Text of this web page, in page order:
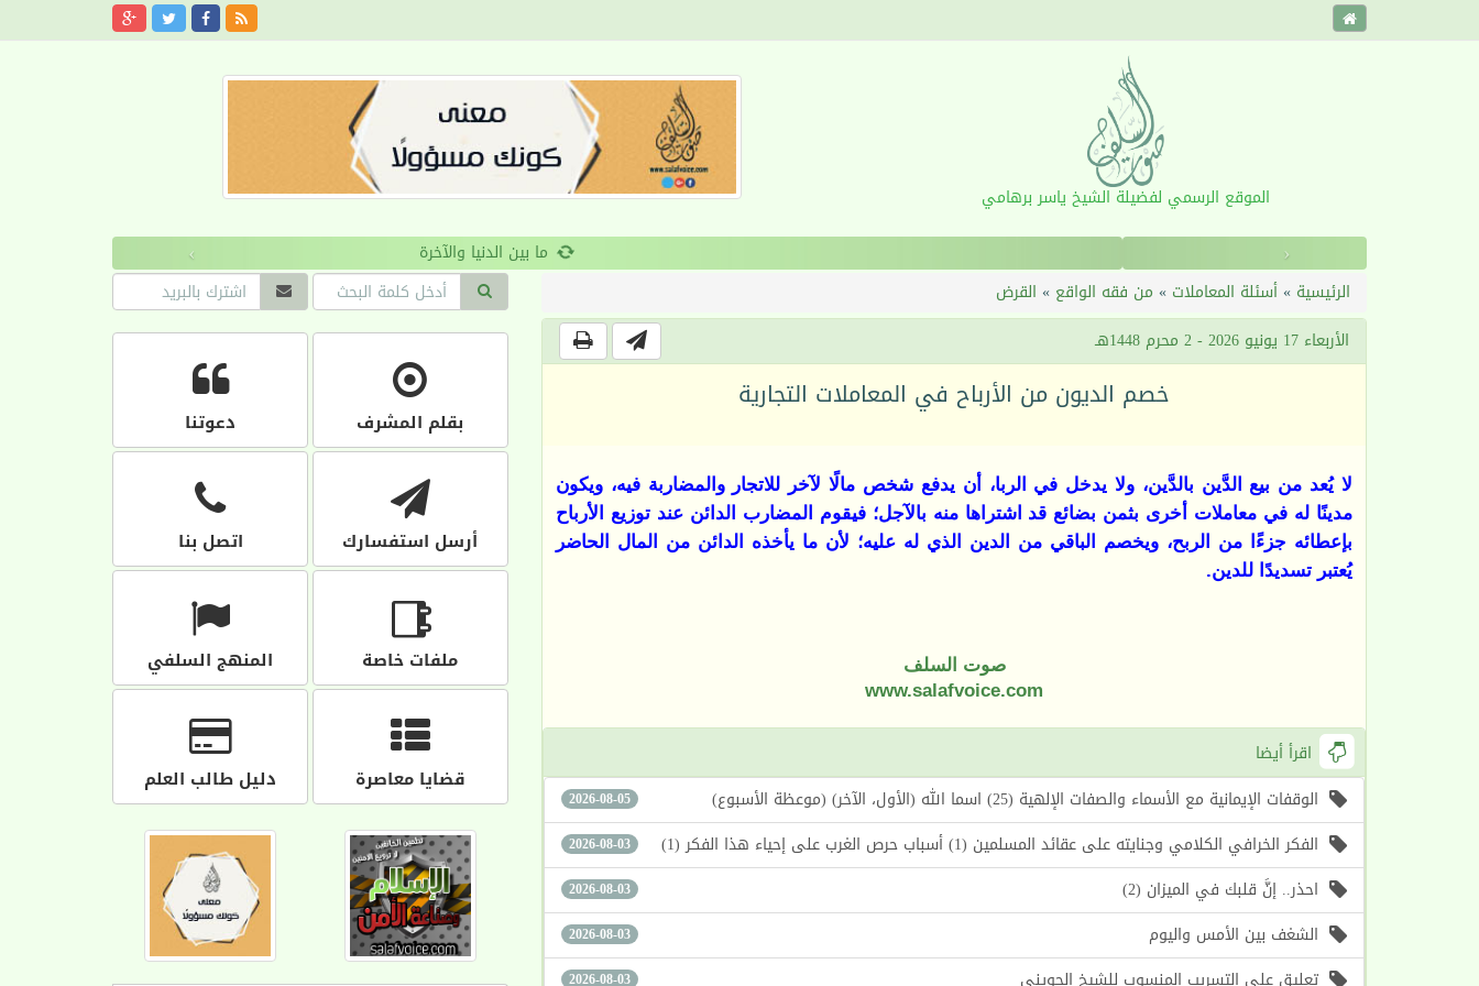
الموقع الرسمي لفضيلة الشيخ ياسر برهامي
‹
›
الرئيسية »أسئلة المعاملات » من فقه الواقع » القرض
الأربعاء 17 يونيو 2026 - 2 محرم 1448هـ
خصم الديون من الأرباح في المعاملات التجارية
لا يُعد من بيع الدَّين بالدَّين، ولا يدخل في الربا، أن يدفع شخص مالًا لآخر للاتجار والمضاربة فيه، ويكون
مدينًا له في معاملات أخرى بثمن بضائع قد اشتراها منه بالآجل؛ فيقوم المضارب الدائن عند توزيع الأرباح
بإعطائه جزءًا من الربح، ويخصم الباقي من الدين الذي له عليه؛ لأن ما يأخذه الدائن من المال الحاضر
يُعتبر تسديدًا للدين.
صوت السلف
www.salafvoice.com
اقرأ أيضا
2026-08-05 الوقفات الإيمانية مع الأسماء والصفات الإلهية (25) اسما الله (الأول، الآخر) (موعظة الأسبوع)
2026-08-03 الفكر الخرافي الكلامي وجنايته على عقائد المسلمين (1) أسباب حرص الغرب على إحياء هذا الفكر (1)
2026-08-03 احذر.. إنَّ قلبك في الميزان (2)
2026-08-03 الشغف بين الأمس واليوم
2026-08-03 تعليق على التسريب المنسوب للشيخ الحويني
بقلم المشرف دعوتنا
أرسل استفسارك اتصل بنا
ملفات خاصة المنهج السلفي
قضايا معاصرة دليل طالب العلم